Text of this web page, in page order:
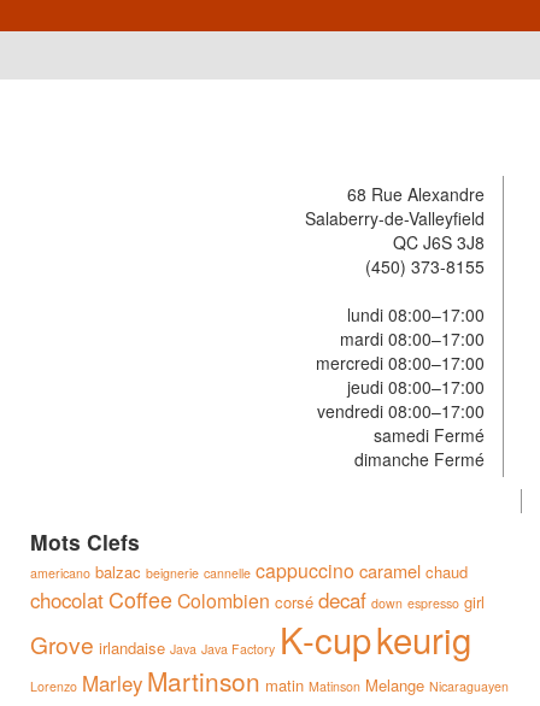
68 Rue Alexandre
Salaberry-de-Valleyfield
QC J6S 3J8
(450) 373-8155
lundi 08:00–17:00
mardi 08:00–17:00
mercredi 08:00–17:00
jeudi 08:00–17:00
vendredi 08:00–17:00
samedi Fermé
dimanche Fermé
Mots Clefs
americano balzac beignerie cannelle cappuccino caramel chaud
chocolat Coffee Colombien corsé decaf down espresso girl
Grove irlandaise Java Java Factory K-cupkeurig
Lorenzo Marley Martinson matin Matinson Melange Nicaraguayen